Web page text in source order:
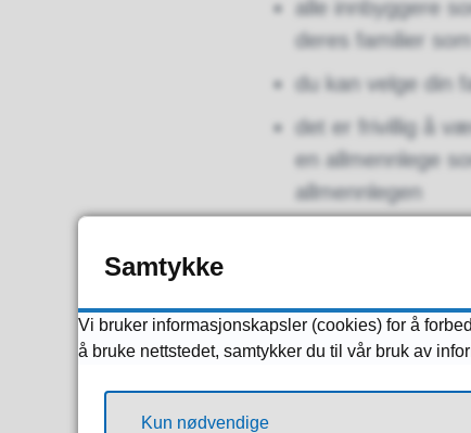
alle innbyggere
deres familier
du kan velge din
det er frivillig å
en allmennlege
allmennlegen
Klage
Klager på
Samtykke
Vi bruker informasjonskapsler (cookies) for å
å bruke nettstedet, samtykker du til vår bruk av
Kun nødvendige